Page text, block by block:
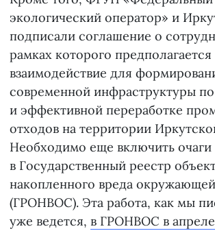
экологический оператор» и
подписали соглашение о
рамках которого предполагается
взаимодействие для
современной инфраструктуры
и эффективной переработке
отходов на территории
Необходимо еще включить очаги
в Государственный реестр
накопленного вреда
(ГРОНВОС). Эта работа, как мы
уже ведется, в ГРОНВОС в